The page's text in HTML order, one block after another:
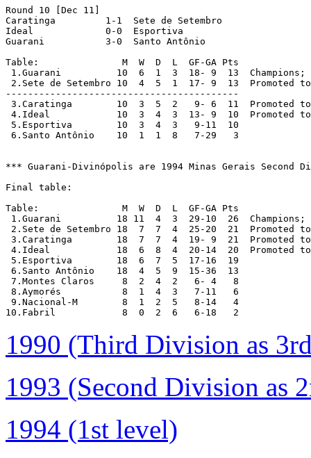
Round 10 [Dec 11]
Caratinga	  1-1  Sete de Setembro
Ideal		  0-0  Esportiva
Guarani		  3-0  Santo Antônio
Table:               M  W  D  L  GF-GA Pts
1.Guarani	    10  6  1  3  18- 9  13
2.Sete de Setembro 10  4  5  1  17- 9  13  Promoted
------------------------------------------
3.Caratinga	    10  3  5  2   9- 6  11  Promoted
4.Ideal	    10  3  4  3  13- 9  10  Promoted
5.Esportiva	    10  3  4  3   9-11  10
6.Santo Antônio    10  1  1  8   7-29   3
*** Guarani-Divinópolis are 1994 Minas Gerais Second
Final table:
Table:               M  W  D  L  GF-GA Pts
1.Guarani	    18 11  4  3  29-10  26
2.Sete de Setembro 18  7  7  4  25-20  21  Promoted
3.Caratinga	    18  7  7  4  19- 9  21  Promoted
4.Ideal	    18  6  8  4  20-14  20  Promoted
5.Esportiva	    18  6  7  5  17-16  19
6.Santo Antônio    18  4  5  9  15-36  13
7.Montes Claros     8  2  4  2   6- 4   8
8.Aymorés	     8  1  4  3   7-11   6
9.Nacional-M	     8  1  2  5   8-14   4
1990 (Third Division as
1993 (Second Division as
1994 (1st level)